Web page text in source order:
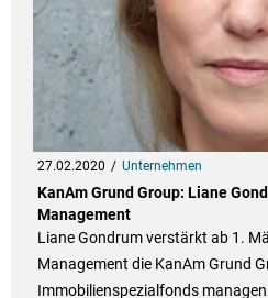
27.02.2020 Unternehmen
KanAm Grund Group: Liane
Management
Liane Gondrum verstärkt ab 1.
Management die KanAm Grund
Immobilienspezialfonds